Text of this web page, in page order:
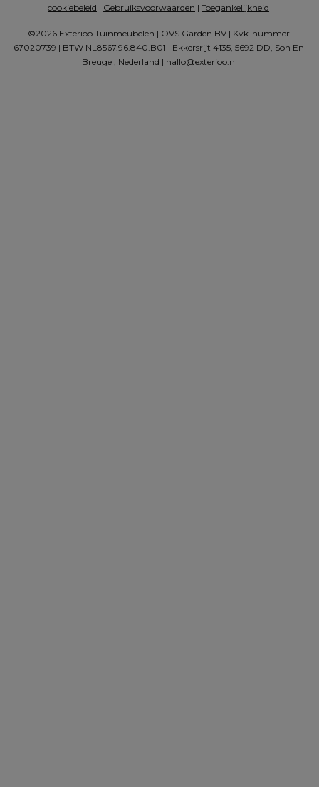
cookiebeleid | Gebruiksvoorwaarden | Toegankelijkheid
©2026 Exterioo Tuinmeubelen | OVS Garden BV | Kvk-nummer
67020739 | BTW NL8567.96.840.B01 | Ekkersrijt 4135, 5692 DD, Son En
Breugel, Nederland | hallo@exterioo.nl